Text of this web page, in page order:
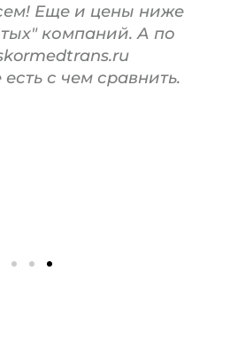
Еще и цены ниже
компаний. А по
с чем сравнить.